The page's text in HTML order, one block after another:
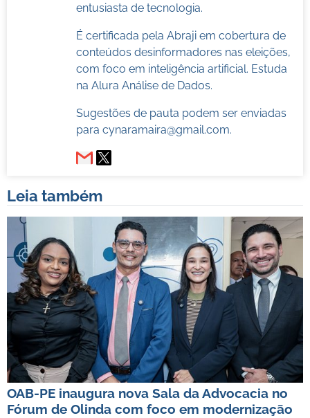
entusiasta de tecnologia.
É certificada pela Abraji em cobertura de
conteúdos desinformadores nas eleições,
com foco em inteligência artificial. Estuda
na Alura Análise de Dados.
Sugestões de pauta podem ser enviadas
para cynaramaira@gmail.com.
Leia também
OAB-PE inaugura nova Sala da Advocacia no
Fórum de Olinda com foco em modernização